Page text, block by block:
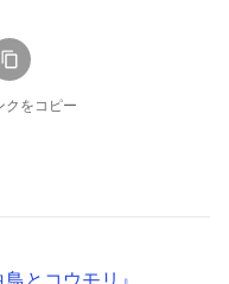
クをコピー